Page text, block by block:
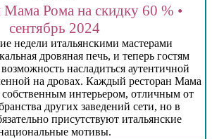
Рома на скидку 60 % •
сентябрь 2024
недели итальянскими мастерами
дровяная печь, и теперь гостям
возможность насладиться аутентичной
на дровах. Каждый ресторан Мама
собственным интерьером, отличным от
других заведений сети, но в
присутствуют итальянские
мотивы.